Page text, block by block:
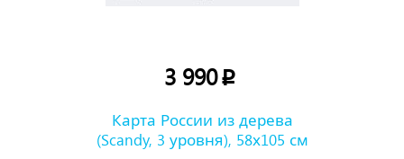
3 990p
Карта России из дерева
(Scandy, 3 уровня), 58х105 см